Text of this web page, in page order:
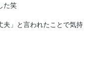
た笑
夫」と言われたことで気持